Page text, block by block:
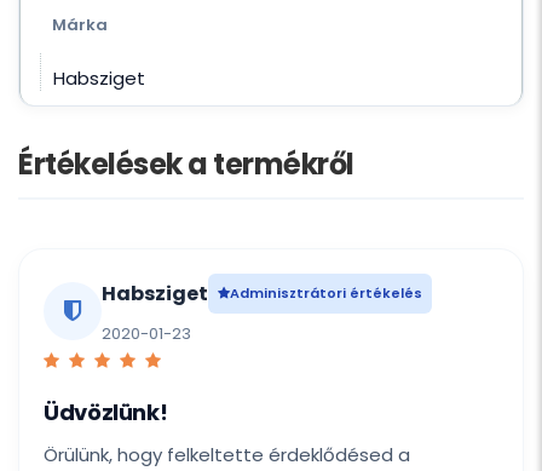
Márka
Habsziget
Értékelések a termékről
Habsziget Adminisztrátori értékelés
2020-01-23
Üdvözlünk!
Örülünk, hogy felkeltette érdeklődésed a